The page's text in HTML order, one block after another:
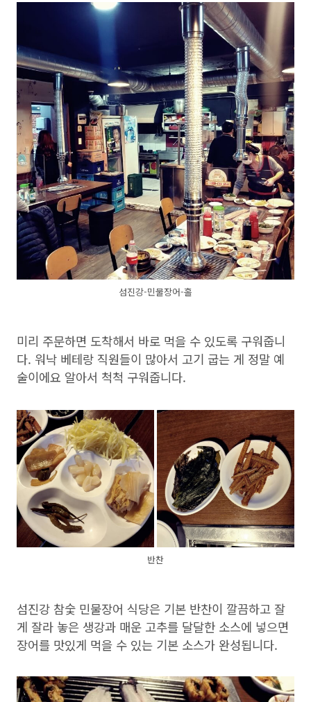
섬진강-민물장어-홀
미리 주문하면 도착해서 바로 먹을 수 있도록 구워줍니
다. 워낙 베테랑 직원들이 많아서 고기 굽는 게 정말 예
술이에요 알아서 척척 구워줍니다.
반찬
섬진강 참숯 민물장어 식당은 기본 반찬이 깔끔하고 잘
게 잘라 놓은 생강과 매운 고추를 달달한 소스에 넣으면
장어를 맛있게 먹을 수 있는 기본 소스가 완성됩니다.